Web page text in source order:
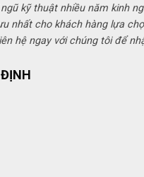
ngũ kỹ thuật nhiều năm kinh
nhất cho khách hàng lựa
hệ ngay với chúng tôi để